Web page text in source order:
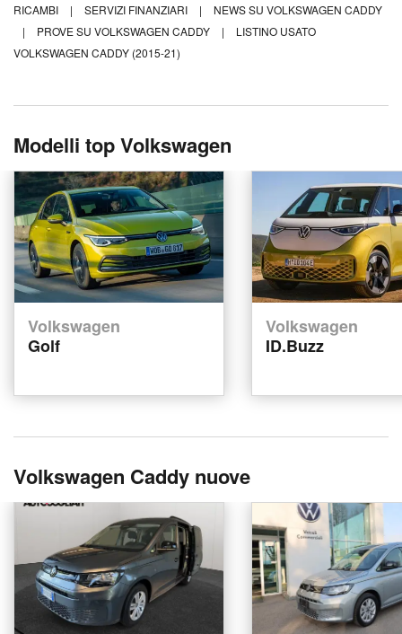
RICAMBI
| SERVIZI FINANZIARI |
NEWS SU VOLKSWAGEN CADDY
|
PROVE SU VOLKSWAGEN CADDY |
LISTINO USATO
VOLKSWAGEN CADDY (2015-21)
Modelli top Volkswagen
Volkswagen
Golf
Volkswagen
ID.Buzz
Volkswagen Caddy nuove